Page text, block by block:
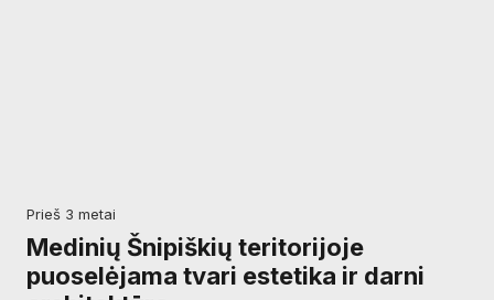
prieš 3 metai
Medinių Šnipiškių teritorijoje
puoselėjama tvari estetika ir darni